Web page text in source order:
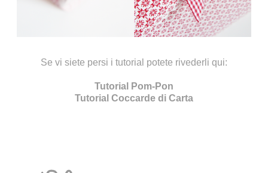
Se vi siete persi i tutorial potete rivederli qui:
Tutorial Pom-Pon
Tutorial Coccarde di Carta